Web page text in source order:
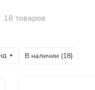
18 товаров
В наличии (18)